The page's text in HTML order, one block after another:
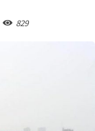
829